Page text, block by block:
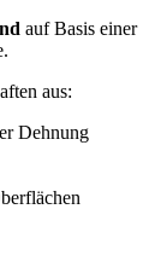
auf Basis einer
aus:
Dehnung